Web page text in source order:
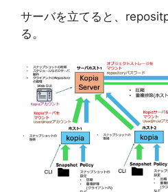
サーバを立てると、
る。